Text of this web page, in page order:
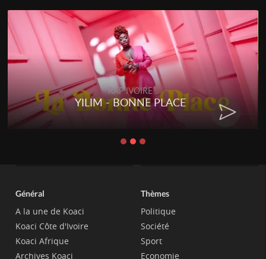
RAP IVOIRE
YILIM - BONNE PLACE
Général
A la une de Koaci
Koaci Côte d'Ivoire
Koaci Afrique
Archives Koaci
Thèmes
Politique
Société
Sport
Economie